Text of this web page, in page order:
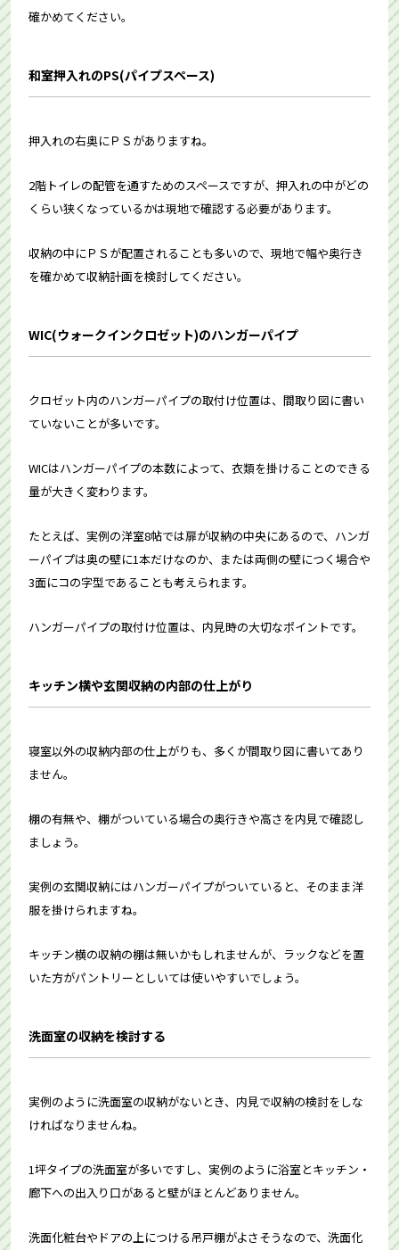
確かめてください。
和室押入れのPS(パイプスペース)
押入れの右奥にＰＳがありますね。
2階トイレの配管を通すためのスペースですが、押入れの中がどの
くらい狭くなっているかは現地で確認する必要があります。
収納の中にＰＳが配置されることも多いので、現地で幅や奥行き
を確かめて収納計画を検討してください。
WIC(ウォークインクロゼット)のハンガーパイプ
クロゼット内のハンガーパイプの取付け位置は、間取り図に書い
ていないことが多いです。
WICはハンガーパイプの本数によって、衣類を掛けることのできる
量が大きく変わります。
たとえば、実例の洋室8帖では扉が収納の中央にあるので、ハンガ
ーパイプは奥の壁に1本だけなのか、または両側の壁につく場合や
3面にコの字型であることも考えられます。
ハンガーパイプの取付け位置は、内見時の大切なポイントです。
キッチン横や玄関収納の内部の仕上がり
寝室以外の収納内部の仕上がりも、多くが間取り図に書いてあり
ません。
棚の有無や、棚がついている場合の奥行きや高さを内見で確認し
ましょう。
実例の玄関収納にはハンガーパイプがついていると、そのまま洋
服を掛けられますね。
キッチン横の収納の棚は無いかもしれませんが、ラックなどを置
いた方がパントリーとしいては使いやすいでしょう。
洗面室の収納を検討する
実例のように洗面室の収納がないとき、内見で収納の検討をしな
ければなりませんね。
1坪タイプの洗面室が多いですし、実例のように浴室とキッチン・
廊下への出入り口があると壁がほとんどありません。
洗面化粧台やドアの上につける吊戸棚がよさそうなので、洗面化